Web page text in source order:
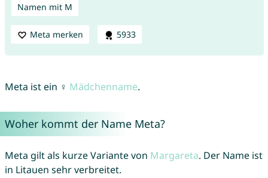
Namen mit M
Meta merken 5933
Meta ist ein ♀ Mädchenname.
Woher kommt der Name Meta?
Meta gilt als kurze Variante von Margareta. Der Name ist
in Litauen sehr verbreitet.